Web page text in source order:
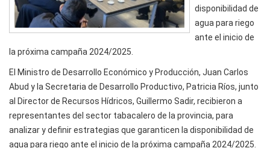
disponibilidad de
agua para riego
ante el inicio de
la próxima campaña 2024/2025.
El Ministro de Desarrollo Económico y Producción, Juan Carlos
Abud y la Secretaria de Desarrollo Productivo, Patricia Ríos, junto
al Director de Recursos Hídricos, Guillermo Sadir, recibieron a
representantes del sector tabacalero de la provincia, para
analizar y definir estrategias que garanticen la disponibilidad de
agua para riego ante el inicio de la próxima campaña 2024/2025.